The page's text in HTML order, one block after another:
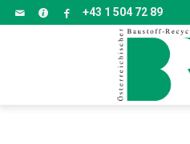
+43 1 504 72 89